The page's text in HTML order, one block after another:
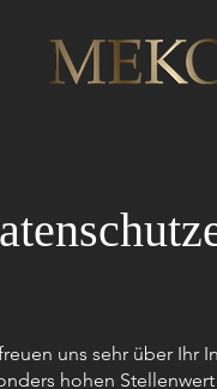
uns sehr über Ihr
hohen